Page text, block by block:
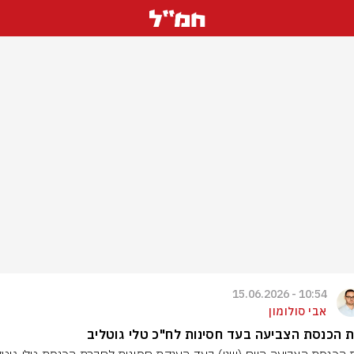
10:54 - 15.06.2026
אבי סולומון
הכנסת הצביעה בעד חסינות לח"כ טלי גוטליב